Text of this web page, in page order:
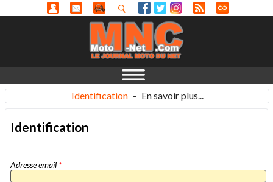
Identification - En savoir plus...
Identification
Adresse email *